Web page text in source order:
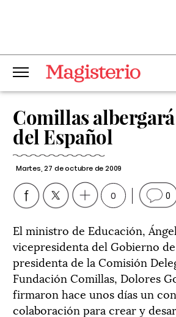
Comillas
del Español
Martes, 27 de octubre de 2009
0 0
El ministro de Educación,
vicepresidenta del Gobierno
presidenta de la Comisión
Fundación Comillas, Dolores
firmaron hace unos días un
colaboración para crear y